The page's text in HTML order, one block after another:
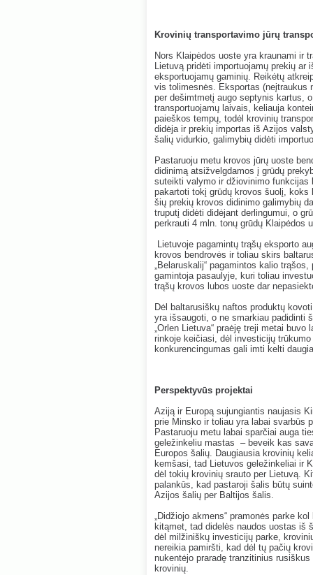
Krovinių transportavimo jūrų
Nors Klaipėdos uoste yra kraunami ir
Lietuvą pridėti importuojamų prekių ar
eksportuojamų gaminių. Reikėtų
vis tolimesnės. Eksportas (neįtraukus
per dešimtmetį augo septynis kartus,
transportuojamų laivais, keliauja
paieškos tempų, todėl krovinių
didėja ir prekių importas iš Azijos
šalių vidurkio, galimybių didėti
Pastaruoju metu krovos jūrų uoste
didinimą atsižvelgdamos į grūdų
suteikti valymo ir džiovinimo funkcijas
pakartoti tokį grūdų krovos šuolį,
šių prekių krovos didinimo galimybių
truputį didėti didėjant derlingumui, o
perkrauti 4 mln. tonų grūdų Klaipėdos
Lietuvoje pagamintų trąšų eksporto
krovos bendrovės ir toliau skirs
„Belaruskalij“ pagamintos kalio
gamintoja pasaulyje, kuri toliau
trąšų krovos lubos uoste dar
Dėl baltarusiškų naftos produktų
yra išsaugoti, o ne smarkiau padidinti
„Orlen Lietuva“ praėję treji metai
rinkoje keičiasi, dėl investicijų
konkurencingumas gali imti kelti
Perspektyvūs projektai
Aziją ir Europą sujungiantis naujasis
prie Minsko ir toliau yra labai svarbūs
Pastaruoju metu labai sparčiai auga
geležinkeliu mastas – beveik kas
Europos šalių. Daugiausia krovinių
kemšasi, tad Lietuvos geležinkeliai ir
dėl tokių krovinių srauto per Lietuvą.
palankūs, kad pastaroji šalis būtų
Azijos šalių per Baltijos šalis.
„Didžiojo akmens“ pramonės parke
kitąmet, tad didelės naudos uostas iš
dėl milžiniškų investicijų parke,
nereikia pamiršti, kad dėl tų pačių
nukentėjo praradę tranzitinius
krovinių.